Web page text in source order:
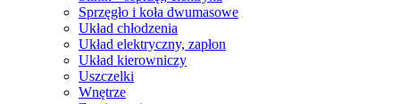
Sprzęgło i koła dwumasowe
Układ chłodzenia
Układ elektryczny, zapłon
Układ kierowniczy
Uszczelki
Wnętrze